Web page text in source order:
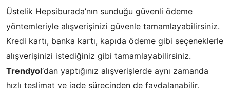
Üstelik Hepsiburada’nın sunduğu güvenli ödeme
yöntemleriyle alışverişinizi güvenle tamamlayabilirsiniz.
Kredi kartı, banka kartı, kapıda ödeme gibi seçeneklerle
alışverişinizi istediğiniz gibi tamamlayabilirsiniz.
Trendyol‘dan yaptığınız alışverişlerde aynı zamanda
hızlı teslimat ve iade sürecinden de faydalanabilir,